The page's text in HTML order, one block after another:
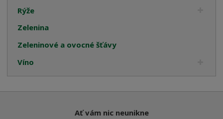
Rýže
Zelenina
Zeleninové a ovocné šťávy
Víno
Ať vám nic neunikne